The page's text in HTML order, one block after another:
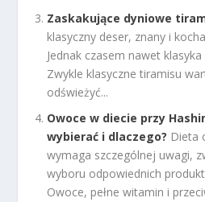
Zaskakujące dyniowe
klasyczny deser, znany i
Jednak czasem nawet
Zwykle klasyczne tiramisu
odświeżyć...
Owoce w diecie przy
wybierać i dlaczego? Dieta
wymaga szczególnej uwagi,
wyboru odpowiednich
Owoce, pełne witamin i